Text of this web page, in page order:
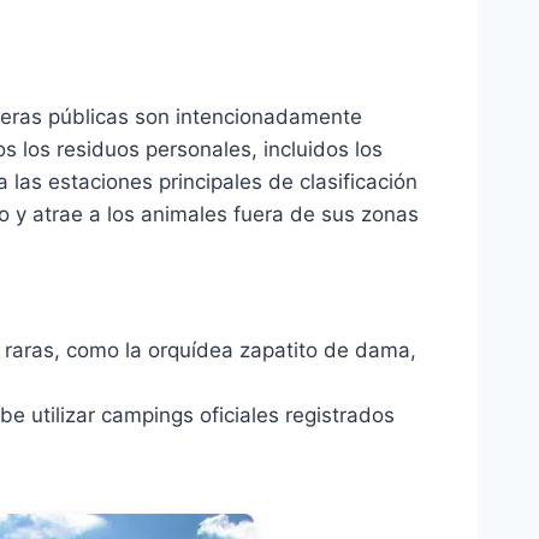
públicas son intencionadamente
los residuos personales, incluidos los
estaciones principales de clasificación
atrae a los animales fuera de sus zonas
como la orquídea zapatito de dama,
utilizar campings oficiales registrados